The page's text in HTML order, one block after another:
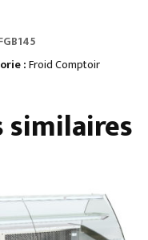
:Froid Comptoir